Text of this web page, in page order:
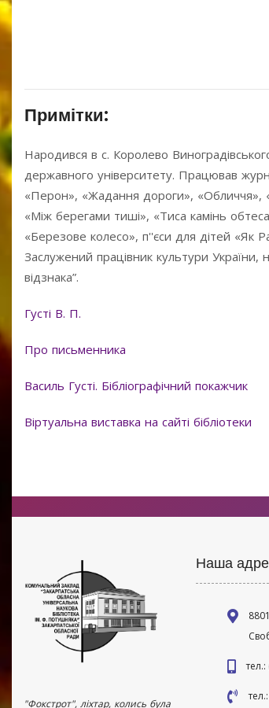
Примітки:
Народився в с. Королево
державного університету. Працював
«Перон», «Жадання дороги», «Обличчя»,
«Між берегами тиші», «Тиса камінь
«Березове колесо», п''єси для дітей «Як
Заслужений працівник культури
відзнака”.
Густі В. П.
Про письменника
Василь Густі. Бібліографічний покажчик
Віртуальна виставка на сайті бібліотеки
"Фокстрот", ліхтар, колись була
Наша